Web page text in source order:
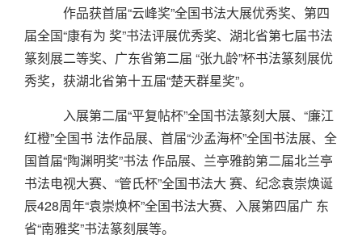
作品获首届“云峰奖”全国书法大展优秀奖、第四
届全国“康有为 奖”书法评展优秀奖、湖北省第七届书法
篆刻展二等奖、广东省第二届 “张九龄”杯书法篆刻展优
秀奖，获湖北省第十五届“楚天群星奖”。
入展第二届“平复帖杯”全国书法篆刻大展、“廉江
红橙”全国书 法作品展、首届“沙孟海杯”全国书法展、全
国首届“陶渊明奖”书法 作品展、兰亭雅韵第二届北兰亭
书法电视大赛、“管氏杯”全国书法大 赛、纪念袁崇焕诞
辰428周年“袁崇焕杯”全国书法大赛、入展第四届广 东
省“南雅奖”书法篆刻展等。